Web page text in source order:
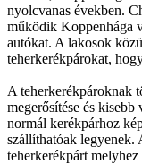
nyolcvanas években.
működik Koppenhága
autókat. A lakosok
teherkerékpárokat,
A teherkerékpároknak
megerősítése és kisebb
normál kerékpárhoz
szállíthatóak
teherkerékpárt